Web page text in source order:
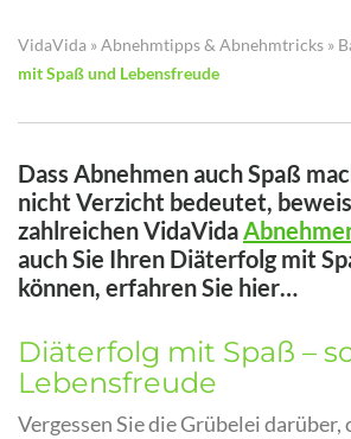
VidaVida »Abnehmtipps & Abnehmtricks »
mit Spaß und Lebensfreude
Dass Abnehmen auch Spaß
nicht Verzicht bedeutet,
zahlreichen VidaVida
auch Sie Ihren Diäterfolg mit
können, erfahren Sie hier…
Diäterfolg mit Spaß –
Lebensfreude
Vergessen Sie die Grübelei